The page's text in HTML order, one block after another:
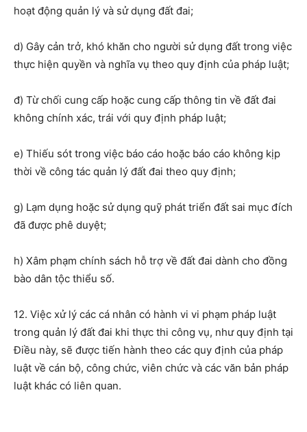
hoạt động quản lý và sử dụng đất đai;
d) Gây cản trở, khó khăn cho người sử dụng đất trong việc
thực hiện quyền và nghĩa vụ theo quy định của pháp luật;
đ) Từ chối cung cấp hoặc cung cấp thông tin về đất đai
không chính xác, trái với quy định pháp luật;
e) Thiếu sót trong việc báo cáo hoặc báo cáo không kịp
thời về công tác quản lý đất đai theo quy định;
g) Lạm dụng hoặc sử dụng quỹ phát triển đất sai mục đích
đã được phê duyệt;
h) Xâm phạm chính sách hỗ trợ về đất đai dành cho đồng
bào dân tộc thiểu số.
12. Việc xử lý các cá nhân có hành vi vi phạm pháp luật
trong quản lý đất đai khi thực thi công vụ, như quy định tại
Điều này, sẽ được tiến hành theo các quy định của pháp
luật về cán bộ, công chức, viên chức và các văn bản pháp
luật khác có liên quan.